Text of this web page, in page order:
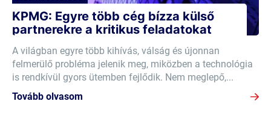
KPMG: Egyre több cég bízza külső
partnerekre a kritikus feladatokat
A világban egyre több kihívás, válság és újonnan
felmerülő probléma jelenik meg, miközben a technológia
is rendkívül gyors ütemben fejlődik. Nem meglepő,...
Tovább olvasom